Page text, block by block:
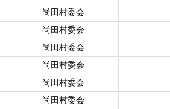
尚田村委会
尚田村委会
尚田村委会
尚田村委会
尚田村委会
尚田村委会